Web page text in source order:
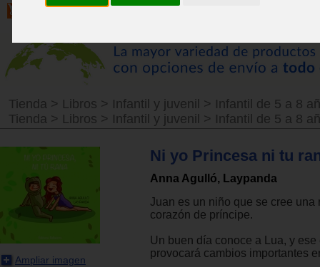
Tienda > Libros > Infantil y juvenil > Infantil de 5 a 8
Tienda > Libros > Infantil y juvenil > Infantil de 5 a 8
Ampliar imagen
Ni yo Princesa ni tu
Anna Agulló, Laypanda
Juan es un niño que se cree una
corazón de príncipe.
Un buen día conoce a Lua, y ese
provocará cambios importantes